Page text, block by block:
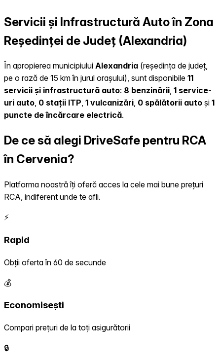
Servicii și Infrastructură Auto în Zona
Reședinței de Județ (Alexandria)
În apropierea municipiului Alexandria (reședința de județ,
pe o rază de 15 km în jurul orașului), sunt disponibile 11
servicii și infrastructură auto: 8 benzinării, 1 service-
uri auto, 0 stații ITP, 1 vulcanizări, 0 spălătorii auto și 1
puncte de încărcare electrică.
De ce să alegi DriveSafe pentru RCA
în Cervenia?
Platforma noastră îți oferă acces la cele mai bune prețuri
RCA, indiferent unde te afli.
⚡
Rapid
Obții oferta în 60 de secunde
💰
Economisești
Compari prețuri de la toți asigurătorii
🔒